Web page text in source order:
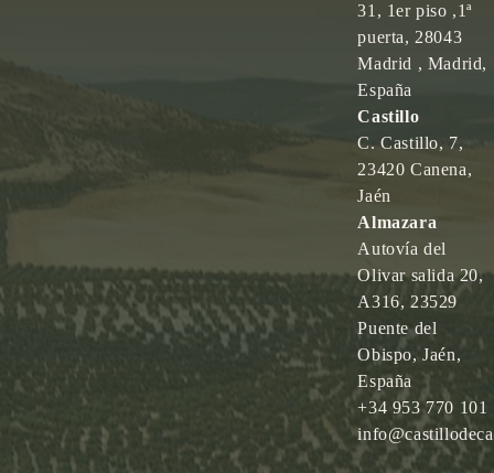
31, 1er piso ,1ª
puerta, 28043
Madrid , Madrid,
España
Castillo
C. Castillo, 7,
23420 Canena,
Jaén
Almazara
Autovía del
Olivar salida 20,
A316, 23529
Puente del
Obispo, Jaén,
España
+34 953 770 101